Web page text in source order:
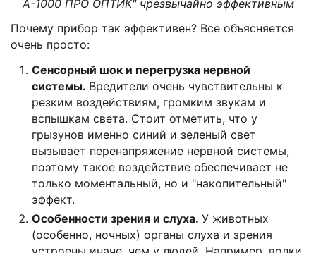
А-1000 ПРО ОПТИК" чрезвычайно эффективным
Почему прибор так эффективен? Все объясняется
очень просто:
Сенсорный шок и перегрузка нервной
системы. Вредители очень чувствительны к
резким воздействиям, громким звукам и
вспышкам света. Стоит отметить, что у
грызунов именно синий и зеленый свет
вызывает перенапряжение нервной системы,
поэтому такое воздействие обеспечивает не
только моментальный, но и "накопительный"
эффект.
Особенности зрения и слуха. У животных
(особенно, ночных) органы слуха и зрения